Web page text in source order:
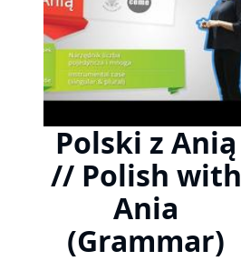
Polski z Anią
// Polish with
Ania
(Grammar)